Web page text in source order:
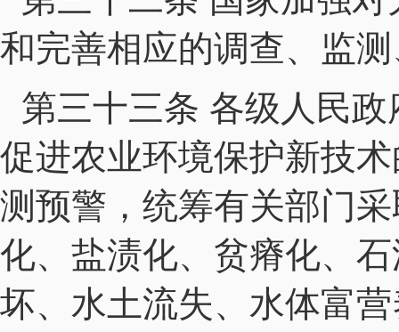
和完善相应的调查、监
第三十三条 各级人民
促进农业环境保护新技
测预警，统筹有关部门
化、盐渍化、贫瘠化、
坏、水土流失、水体富